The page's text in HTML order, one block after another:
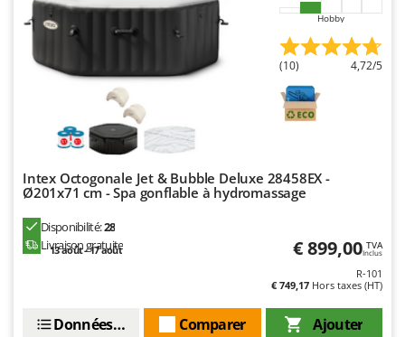
Oriental Koshin
Outdoorchef
Palazzetti
Palumbo Pavi
Partisani
Paterlini
Philips
Pramac
Prismafood
Rato
Hobby
(10) 4,72/5
Intex Octogonale Jet & Bubble Deluxe 28458EX -
Ø201x71 cm - Spa gonflable à hydromassage
Disponibilité:28
Livraison gratuite
13 août - 17 août € 899,00 TVA
Inclus
R-101
€ 749,17 Hors taxes (HT)
Ajouter
Comparer
Données techniques